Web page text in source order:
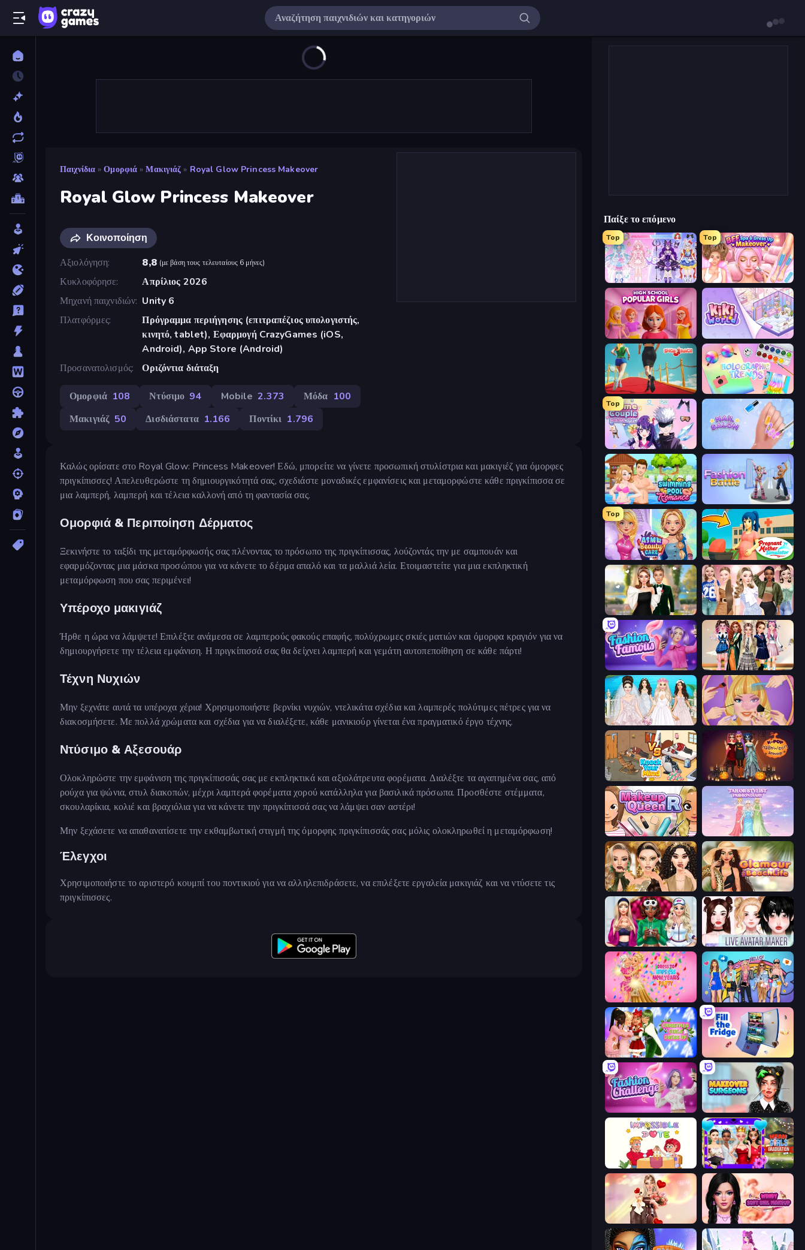
Παιχνίδια » Ομορφιά » Μακιγιάζ » Royal Glow Princess Makeover
Royal Glow Princess Makeover
Κοινοποίηση
Αξιολόγηση
8,8 (με βάση τους τελευταίους 6 μήνες)
Κυκλοφόρησε
Απρίλιος 2026
Μηχανή παιχνιδιών Unity 6
Πλατφόρμες
Πρόγραμμα περιήγησης (επιτραπέζιος υπολογιστής,
κινητό, tablet), Εφαρμογή CrazyGames (iOS,
Android), App Store (Android)
Προσανατολισμός
Οριζόντια διάταξη
Ομορφιά 108 Ντύσιμο 94 Mobile 2.373 Μόδα 100
Μακιγιάζ 50 Δισδιάστατα 1.166 Ποντίκι 1.796
Καλώς ορίσατε στο Royal Glow: Princess Makeover! Εδώ, μπορείτε να γίνετε προσωπική στυλίστρια και μακιγιέζ για όμορφες
πριγκίπισσες! Απελευθερώστε τη δημιουργικότητά σας, σχεδιάστε μοναδικές εμφανίσεις και μεταμορφώστε κάθε πριγκίπισσα σε
μια λαμπερή, λαμπερή και τέλεια καλλονή από τη φαντασία σας.
Ομορφιά & Περιποίηση Δέρματος
Ξεκινήστε το ταξίδι της μεταμόρφωσής σας πλένοντας το πρόσωπο της πριγκίπισσας, λούζοντάς την με σαμπουάν και
εφαρμόζοντας μια μάσκα προσώπου για να κάνετε το δέρμα απαλό και τα μαλλιά λεία. Ετοιμαστείτε για μια εκπληκτική
μεταμόρφωση που σας περιμένει!
Υπέροχο μακιγιάζ
Ήρθε η ώρα να λάμψετε! Επιλέξτε ανάμεσα σε λαμπερούς φακούς επαφής, πολύχρωμες σκιές ματιών και όμορφα κραγιόν για να
δημιουργήσετε την τέλεια εμφάνιση. Η πριγκίπισσά σας θα δείχνει λαμπερή και γεμάτη αυτοπεποίθηση σε κάθε πάρτι!
Τέχνη Νυχιών
Μην ξεχνάτε αυτά τα υπέροχα χέρια! Χρησιμοποιήστε βερνίκι νυχιών, ντελικάτα σχέδια και λαμπερές πολύτιμες πέτρες για να
διακοσμήσετε. Με πολλά χρώματα και σχέδια για να διαλέξετε, κάθε μανικιούρ γίνεται ένα πραγματικό έργο τέχνης.
Ντύσιμο & Αξεσουάρ
Ολοκληρώστε την εμφάνιση της πριγκίπισσάς σας με εκπληκτικά και αξιολάτρευτα φορέματα. Διαλέξτε τα αγαπημένα σας, από
ρούχα για ψώνια, στυλ διακοπών, μέχρι λαμπερά φορέματα χορού κατάλληλα για βασιλικά πρόσωπα. Προσθέστε στέμματα,
σκουλαρίκια, κολιέ και βραχιόλια για να κάνετε την πριγκίπισσά σας να λάμψει σαν αστέρι!
Μην ξεχάσετε να απαθανατίσετε την εκθαμβωτική στιγμή της όμορφης πριγκίπισσάς σας μόλις ολοκληρωθεί η μεταμόρφωση!
Έλεγχοι
Χρησιμοποιήστε το αριστερό κουμπί του ποντικιού για να αλληλεπιδράσετε, να επιλέξετε εργαλεία μακιγιάζ και να ντύσετε τις
πριγκίπισσες.
Παίξε το επόμενο
Top
Idol Livestream: Fashion Game
Top
BFF Makeover - Spa & Dress Up
KiKi World
Shoe Race Holographic Trends
Top
Anime Couple: Avatar Maker Nail Salon
Swimming Pool Romance Fashion Battle
Top
ASMR Beauty Care Pregnant Mother Simulator
Valentine's Day Proposal Fashion Week 2025
Fashion Famous Back To School: Uniforms Edition
Model Wedding Extreme Makeover
Knock Your Mind
Make Up Queen R Tailor Stylist: Fashion Diary
Autumn Glam Gala Glamour Beach Life
BFFs Luxury Loungewear Live Avatar Maker: Girls
Dress To Impress: New Year's Party College Girls Team Makeover
Christmas Girls Dress Up Fill The Fridge
Fashion Challenge: Catwalk Run Makeover Surgeons
Impossible Date Mean Girls Graduation Day
GRWM Date Night Wendy Soft Girl Makeup